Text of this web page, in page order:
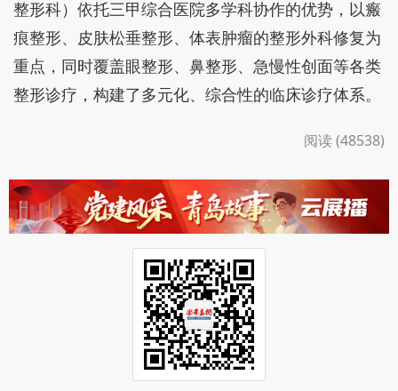
整形科）依托三甲综合医院多学科协作的优势，以瘢
痕整形、皮肤松垂整形、体表肿瘤的整形外科修复为
重点，同时覆盖眼整形、鼻整形、急慢性创面等各类
整形诊疗，构建了多元化、综合性的临床诊疗体系。
阅读 (48538)